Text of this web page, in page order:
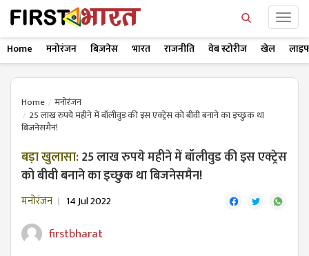
Home मनोरंजन बिज़नेस भारत राजनीति वेब स्टोरीज खेल
Home
मनोरंजन
25 लाख रुपये महीने में बॉलीवुड की इस एक्ट्रेस को बीवी बनाने का इच्छुक था
बिजनेसमैन!
बड़ा खुलासा:25 लाख रुपये महीने में बॉलीवुड की इस एक्ट्रेस
को बीवी बनाने का इच्छुक था बिजनेसमैन!
मनोरंजन 14 Jul 2022
firstbharat